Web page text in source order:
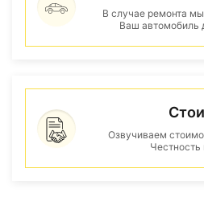
В случае ремонта
Ваш автомобиль
Озвучиваем
Честность